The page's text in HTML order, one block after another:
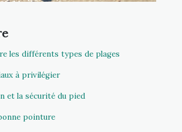
les différents types de plages
à privilégier
et la sécurité du pied
pointure